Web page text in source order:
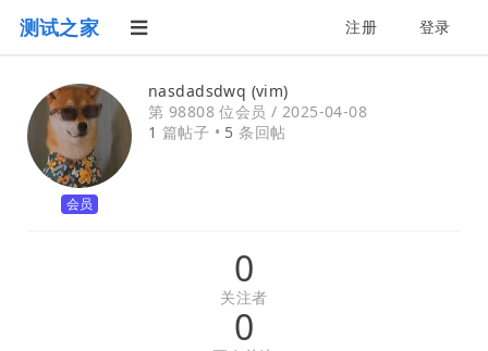
测试之家 注册 登录
会员
nasdadsdwq (vim)
第 98808 位会员 / 2025-04-08
1 篇帖子 • 5 条回帖
0
关注者
0